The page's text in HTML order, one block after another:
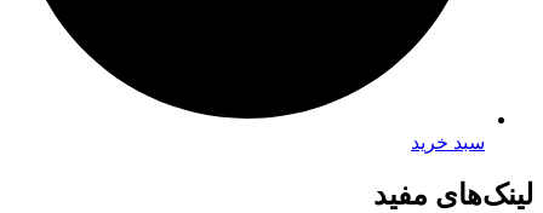
سبد خرید
لینک‌های مفید